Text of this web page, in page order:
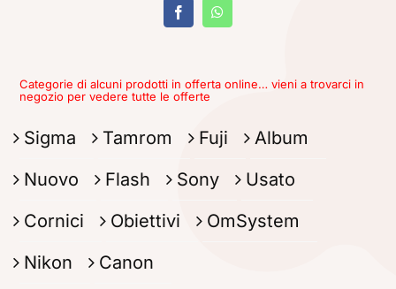
Categorie di alcuni prodotti in offerta online… vieni a trovarci in
negozio per vedere tutte le offerte
Sigma Tamrom Fuji
Album
Nuovo
Flash Sony
Usato
Cornici
Obiettivi
OmSystem
Nikon
Canon